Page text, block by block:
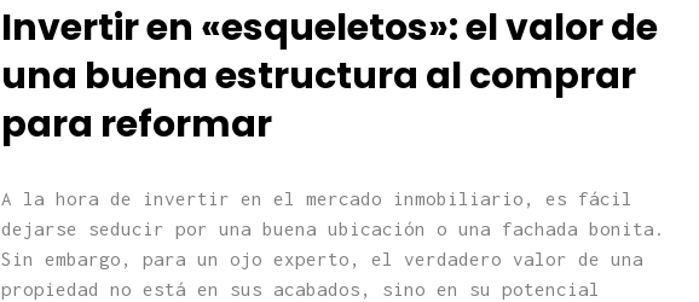
Invertir en «esqueletos»: el valor de
una buena estructura al comprar
para reformar
A la hora de invertir en el mercado inmobiliario, es fácil
dejarse seducir por una buena ubicación o una fachada bonita.
Sin embargo, para un ojo experto, el verdadero valor de una
propiedad no está en sus acabados, sino en su potencial